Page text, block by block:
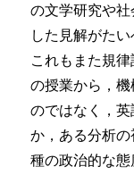
の文学研究や
した見解がた
これもまた規
の授業から，
のではなく，
か，ある分析
種の政治的な